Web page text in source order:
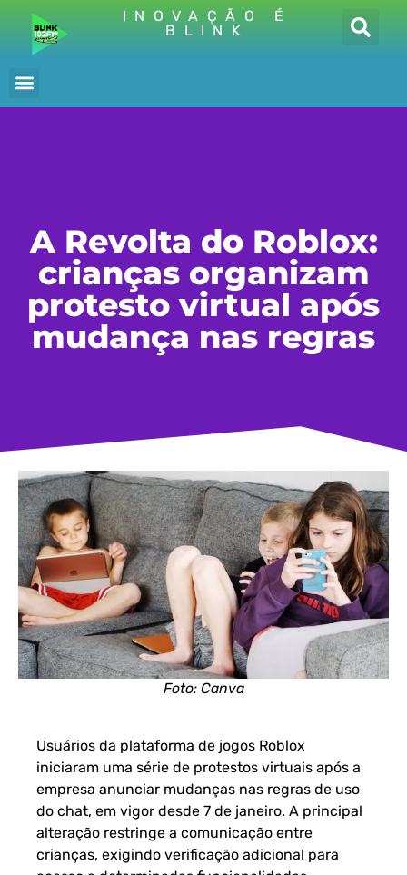
INOVAÇÃO É
BLINK
A Revolta do Roblox:
crianças organizam
protesto virtual após
mudança nas regras
Foto: Canva
Usuários da plataforma de jogos Roblox
iniciaram uma série de protestos virtuais após a
empresa anunciar mudanças nas regras de uso
do chat, em vigor desde 7 de janeiro. A principal
alteração restringe a comunicação entre
crianças, exigindo verificação adicional para